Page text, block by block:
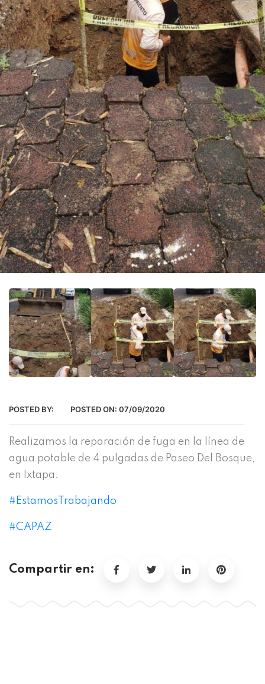
POSTED BY: POSTED ON: 07/09/2020
Realizamos la reparación de fuga en la línea de
agua potable de 4 pulgadas de Paseo Del Bosque,
en Ixtapa.
#EstamosTrabajando
#CAPAZ
Compartir en: